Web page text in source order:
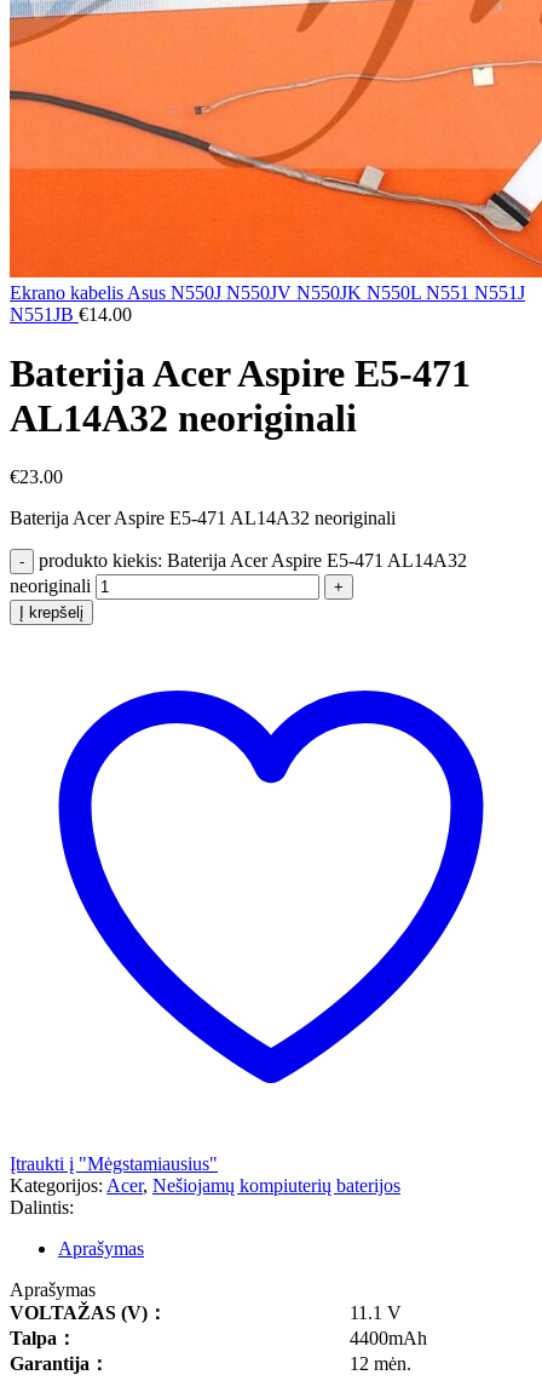
Ekrano kabelis Asus N550J N550JV N550JK N550L N551 N551J
N551JB €14.00
Baterija Acer Aspire E5-471
AL14A32 neoriginali
€23.00
Baterija Acer Aspire E5-471 AL14A32 neoriginali
produkto kiekis: Baterija Acer Aspire E5-471 AL14A32
neoriginali
Į krepšelį
Įtraukti į "Mėgstamiausius"
Kategorijos: Acer, Nešiojamų kompiuterių baterijos
Dalintis:
Aprašymas
Aprašymas
VOLTAŽAS (V) ：
11.1 V
Talpa ：
4400mAh
Garantija ： 12 mėn.